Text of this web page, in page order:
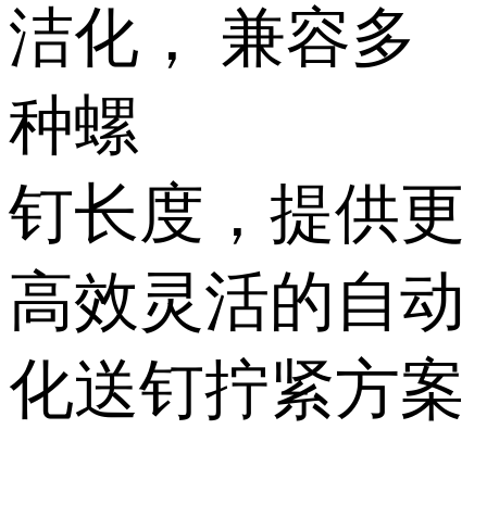
洁化， 兼容多
种螺
钉长度，提供更
高效灵活的自动
化送钉拧紧方案